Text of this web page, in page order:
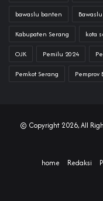
bawaslu banten
Kabupaten Serang kota
OJK Pemilu 2024
Pemkot Serang Pemprov
© Copyright 2026, All
home
Redaksi